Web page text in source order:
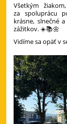
Všetkým
za spoluprácu
krásne, slnečné
zážitkov. ☀️📚🌼
Vidíme sa opäť v